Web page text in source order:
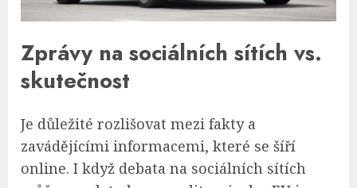
Zprávy na sociálních sítích vs.
skutečnost
Je důležité rozlišovat mezi fakty a
zavádějícími informacemi, které se šíří
online. I když debata na sociálních sítích